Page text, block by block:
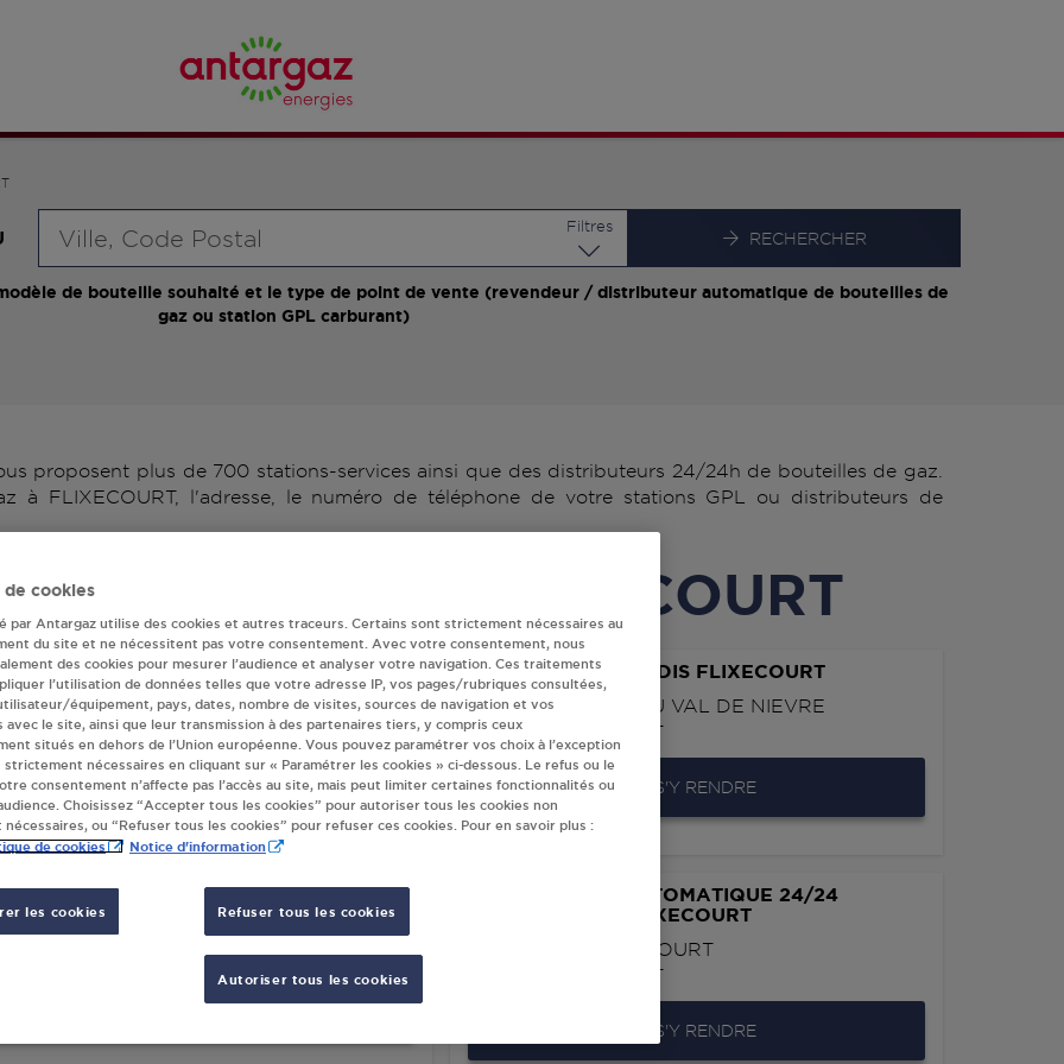
Filtres
RECHERCHER
de bouteille souhaité et le type de point de vente (revendeur / distributeur automatique de bouteilles de
gaz ou station GPL carburant)
proposent plus de 700 stations-services ainsi que des distributeurs 24/24h de bouteilles de gaz.
à FLIXECOURT, l'adresse, le numéro de téléphone de votre stations GPL ou distributeurs de
Antargaz à FLIXECOURT
ENERGIES FLIXECOURT
HAUTS DU VAL DE NIEVRE
DES QUARANTE
FLIXECOURT
S'Y RENDRE
SUPER U SAS FLIXIDIS FLIXECOURT
ZAC DES HAUTS DU VAL DE NIEVRE
80420
FLIXECOURT
S'Y RENDRE
VERT SICAP FLIXECOURT
DU VAL DE NIEVRE
DISTRIBUTEUR AUTOMATIQUE 24/24
INTERMARCHE FLIXECOURT
112 RUE DE VIGNACOURT
FLIXECOURT
S'Y RENDRE
de cookies
par Antargaz utilise des cookies et autres traceurs. Certains sont strictement nécessaires au
du site et ne nécessitent pas votre consentement. Avec votre consentement, nous
des cookies pour mesurer l’audience et analyser votre navigation. Ces traitements
l’utilisation de données telles que votre adresse IP, vos pages/rubriques consultées,
équipement, pays, dates, nombre de visites, sources de navigation et vos
avec le site, ainsi que leur transmission à des partenaires tiers, y compris ceux
situés en dehors de l’Union européenne. Vous pouvez paramétrer vos choix à l’exception
strictement nécessaires en cliquant sur « Paramétrer les cookies » ci-dessous. Le refus ou le
consentement n’affecte pas l’accès au site, mais peut limiter certaines fonctionnalités ou
Choisissez “Accepter tous les cookies” pour autoriser tous les cookies non
ou “Refuser tous les cookies” pour refuser ces cookies. Pour en savoir plus :
de cookies Notice d'information
les cookies Refuser tous les cookies
Autoriser tous les cookies